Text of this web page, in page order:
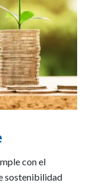
con el
sostenibilidad